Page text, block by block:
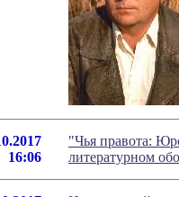
16:06
"Чья правота:
литературном